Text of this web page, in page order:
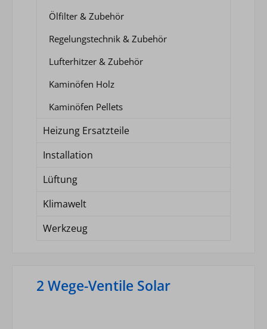
Ölfilter & Zubehör
Regelungstechnik & Zubehör
Lufterhitzer & Zubehör
Kaminöfen Holz
Kaminöfen Pellets
Heizung Ersatzteile
Installation
Lüftung
Klimawelt
Werkzeug
2 Wege-Ventile Solar